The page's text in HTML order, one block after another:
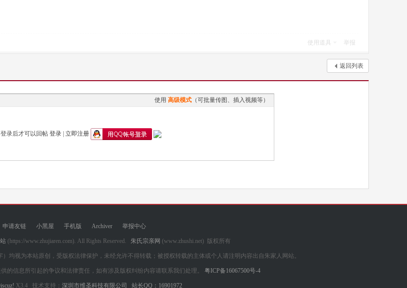
使用道具 举报
返回列表
使用 高级模式 （可批量传图、插入视频等）
录后才可以回帖 登录 立即注册
申请友链 小黑屋 手机版 Archiver 举报中心
(https://www.zhujiaren.com). All Rights Reserved. 朱氏宗亲网 (www.zhushi.net) 版权所有
均视为本站原创，受版权法律保护，未经允许不得转载；被授权转载的主体或个人请注明内容出自朱家人网站。
的信息所引起的争议和法律责任，如有涉及版权纠纷内容请联系我们处理。 粤ICP备16067500号-4
X3.4 技术支持： 深圳市维圣科技有限公司 站长QQ：16901972